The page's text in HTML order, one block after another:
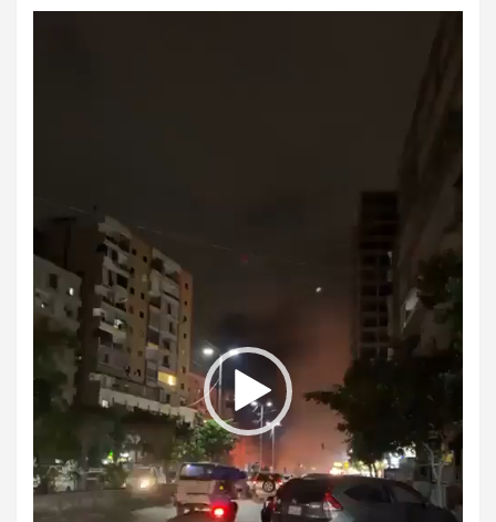
مشغل